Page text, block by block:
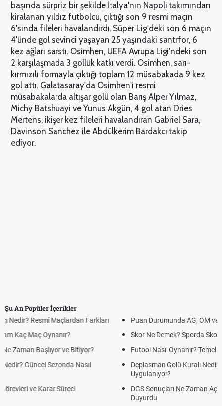
başında sürpriz bir şekilde İtalya'nın Napoli takımından
kiralanan yıldız futbolcu, çıktığı son 9 resmi maçın
6'sında fileleri havalandırdı. Süper Lig'deki son 6 maçın
4'ünde gol sevinci yaşayan 25 yaşındaki santrfor, 6
kez ağları sarstı. Osimhen, UEFA Avrupa Ligi'ndeki son
2 karşılaşmada 3 gollük katkı verdi. Osimhen, sarı-
kırmızılı formayla çıktığı toplam 12 müsabakada 9 kez
gol attı. Galatasaray'da Osimhen'i resmi
müsabakalarda altışar golü olan Barış Alper Yılmaz,
Michy Batshuayi ve Yunus Akgün, 4 gol atan Dries
Mertens, ikişer kez fileleri havalandıran Gabriel Sara,
Davinson Sanchez ile Abdülkerim Bardakcı takip
ediyor.
Şu An Popüler İçerikler
Puan Durumunda AG, OM ve Diğer Kısaltmalar Ne Anlama Gelir?
Skor Ne Demek? Sporda Skor ve Sonuç Kavramları
Futbol Nasıl Oynanır? Temel Futbol Kuralları
Deplasman Golü Kuralı Nedir? Hangi Organizasyonlarda
DGS Sonuçları Ne Zaman Açıklanacak 2026? ÖSYM Sonuç Tarihini